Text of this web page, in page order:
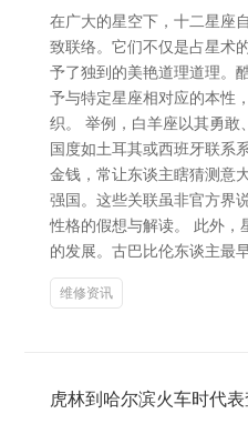
在广大的星空下，十二星座
致联络。它们不仅是占星术
予了独到的美艳道理道理。
予与特定星座相对应的本性
织。 举例，白羊座以其勇敢
国度如土耳其或西班牙联系
金钱，常让东谈主瞎猜测意
强国。这些关联虽非官方界
性格的假想与解读。 此外，
的发展。古巴比伦东谈主最
维修资讯
虎林到哈尔滨火车时代表